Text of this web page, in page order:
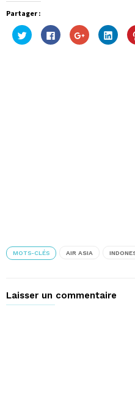
Partager :
Cliquez
pour
partager
Cliquez
pour
partager
Cliquez
pour
partager
pour
MOTS-CLÉS AIR ASIA
Laisser un commentaire